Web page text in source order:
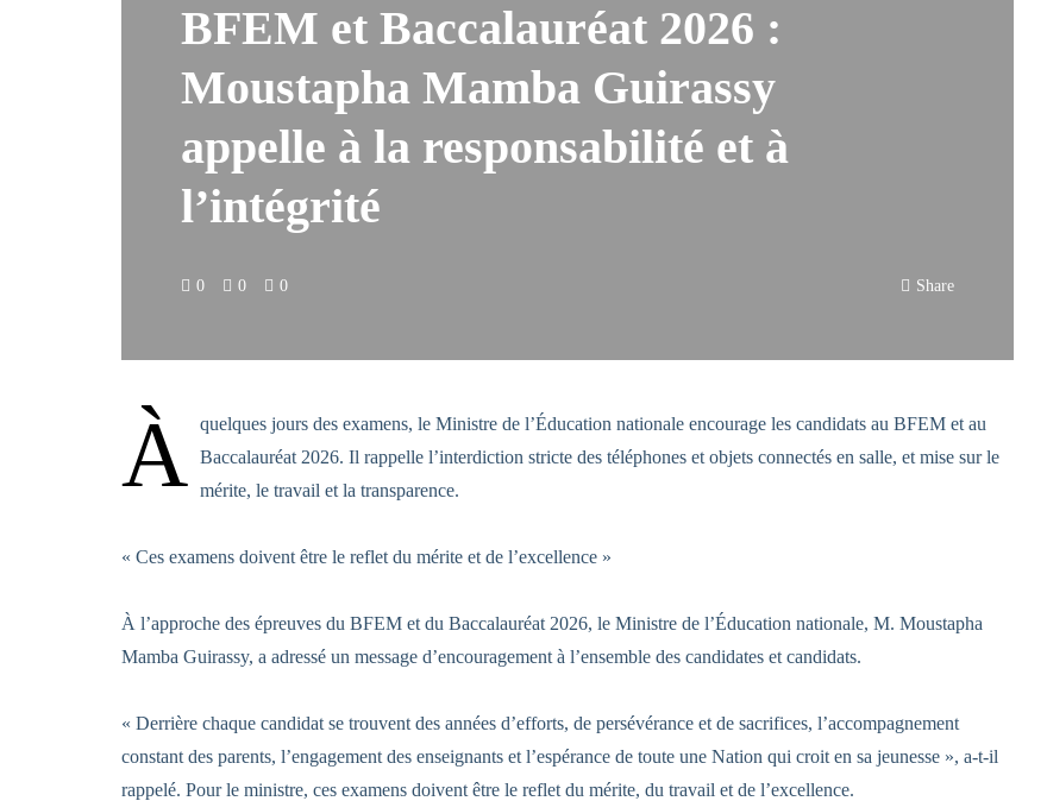
BFEM et Baccalauréat 2026 :
Moustapha Mamba Guirassy
appelle à la responsabilité et à
l’intégrité
0 0 0 Share
À quelques jours des examens, le Ministre de l’Éducation nationale encourage les candidats au BFEM et au
Baccalauréat 2026. Il rappelle l’interdiction stricte des téléphones et objets connectés en salle, et mise sur le
mérite, le travail et la transparence.
‎« Ces examens doivent être le reflet du mérite et de l’excellence »
‎À l’approche des épreuves du BFEM et du Baccalauréat 2026, le Ministre de l’Éducation nationale, M. Moustapha
Mamba Guirassy, a adressé un message d’encouragement à l’ensemble des candidates et candidats.
‎« Derrière chaque candidat se trouvent des années d’efforts, de persévérance et de sacrifices, l’accompagnement
constant des parents, l’engagement des enseignants et l’espérance de toute une Nation qui croit en sa jeunesse », a-t-il
rappelé. Pour le ministre, ces examens doivent être le reflet du mérite, du travail et de l’excellence.